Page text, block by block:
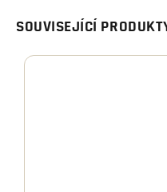
SOUVISEJÍCÍ